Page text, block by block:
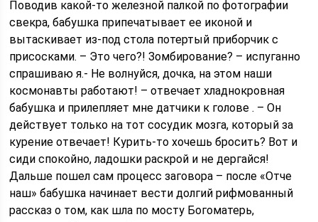
Поводив какой-то железной палкой по фотографии
свекра, бабушка припечатывает ее иконой и
вытаскивает из-под стола потертый приборчик с
присосками. – Это чего?! Зомбирование? – испуганно
спрашиваю я.- Не волнуйся, дочка, на этом наши
космонавты работают! – отвечает хладнокровная
бабушка и прилепляет мне датчики к голове . – Он
действует только на тот сосудик мозга, который за
курение отвечает! Курить-то хочешь бросить? Вот и
сиди спокойно, ладошки раскрой и не дергайся!
Дальше пошел сам процесс заговора – после «Отче
наш» бабушка начинает вести долгий рифмованный
рассказ о том, как шла по мосту Богоматерь,